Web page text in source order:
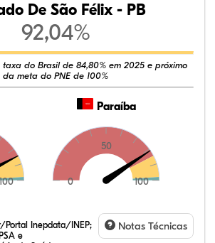
De São Félix - PB
92,04%
do Brasil de 84,80% em 2025 e próximo
da meta do PNE de 100%
100
Paraíba
0
50
100
Portal Inepdata/INEP;
e
Notas Técnicas